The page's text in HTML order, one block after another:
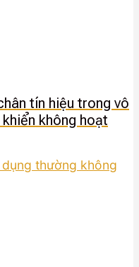
tín hiệu trong vô
không hoạt
thường không